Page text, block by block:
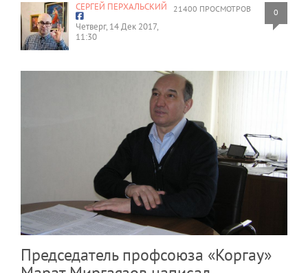
21400 ПРОСМОТРОВ 0
СЕРГЕЙ ПЕРХАЛЬСКИЙ
Четверг, 14 Дек 2017,
11:30
Председатель профсоюза «Коргау»